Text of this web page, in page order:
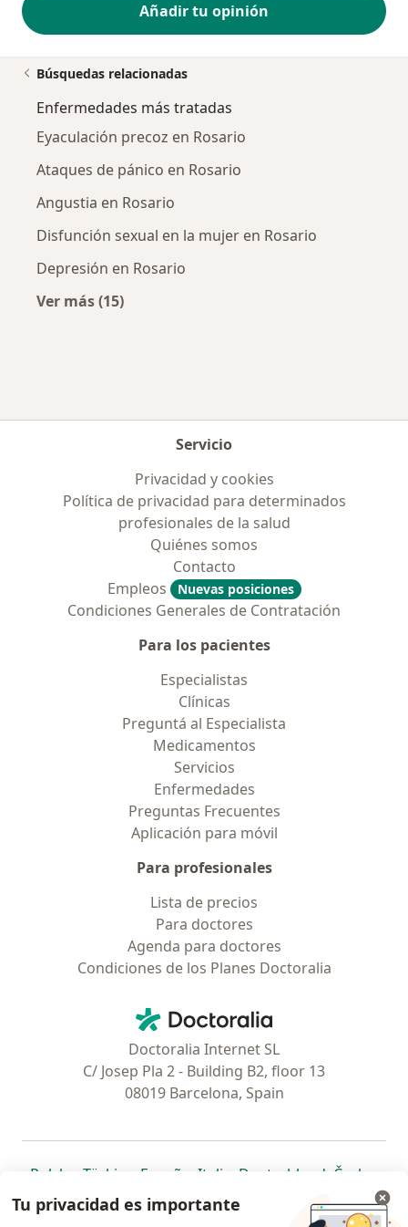
Añadir tu opinión
Búsquedas relacionadas
Enfermedades más tratadas
Eyaculación precoz en Rosario
Ataques de pánico en Rosario
Angustia en Rosario
Disfunción sexual en la mujer en Rosario
Depresión en Rosario
Ver más (15)
Servicio
Privacidad y cookies
Política de privacidad para determinados
profesionales de la salud
Quiénes somos
Contacto
Empleos
Nuevas posiciones
Condiciones Generales de Contratación
Para los pacientes
Especialistas
Clínicas
Preguntá al Especialista
Medicamentos
Servicios
Enfermedades
Preguntas Frecuentes
Aplicación para móvil
Para profesionales
Lista de precios
Para doctores
Agenda para doctores
Condiciones de los Planes Doctoralia
Doctoralia - Página de inicio
Doctoralia Internet SL
C/ Josep Pla 2 - Building B2, floor 13
08019 Barcelona, Spain
Polska se abre en una nueva pestaña
Türkiye se abre en una nueva pestaña
España se abre en una nueva pestaña
Italia se abre en una nueva
Deutschlandse abre en
Česko
Portugal
se abre en una nueva pestaña
México se abre en una nueva pestaña
Chile se abre en una nueva pestaña
Brasil se abre en una nueva
se abre en
se
se abre en una nueva
Tu privacidad es importante